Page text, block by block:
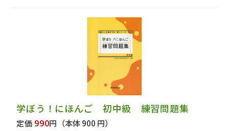
学ぼう！にほんご 初中級 練習問題集
定価 990円 （本体 900 円）